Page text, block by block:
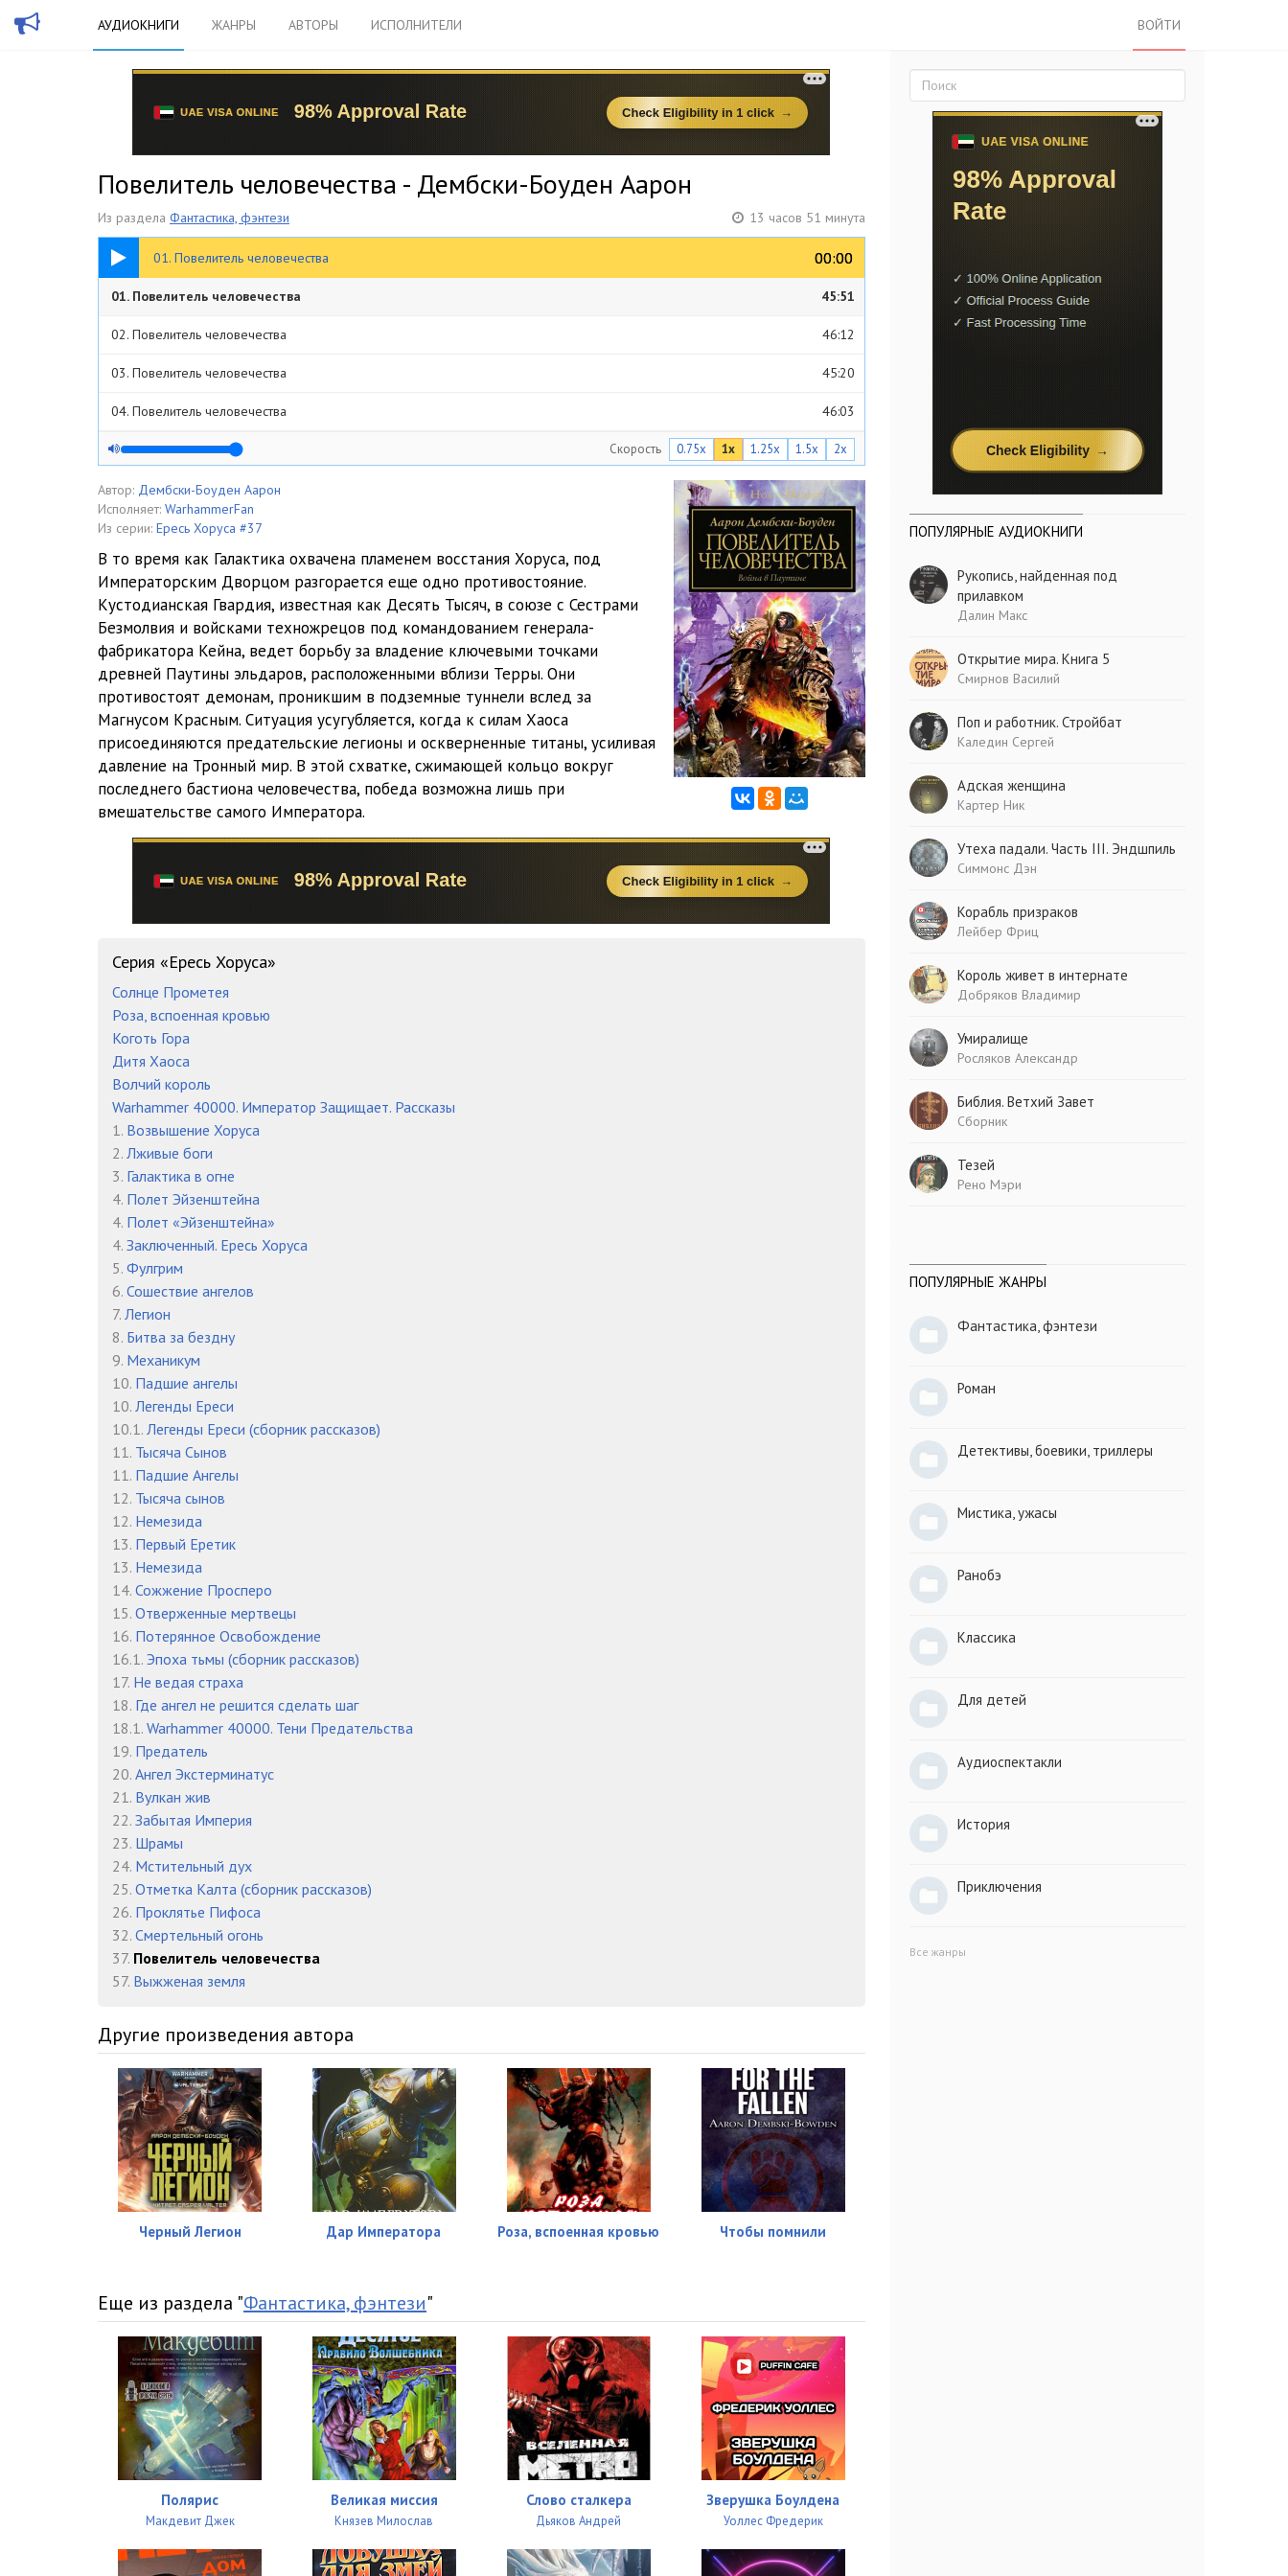
АУДИОКНИГИ ЖАНРЫ АВТОРЫ ИСПОЛНИТЕЛИ ВОЙТИ
Повелитель человечества - Дембски-Боуден Аарон
Из раздела Фантастика, фэнтези 13 часов 51 минута
01. Повелитель человечества 00:00
00:00
45:51
01. Повелитель человечества 45:51
02. Повелитель человечества 46:12
03. Повелитель человечества 45:20
04. Повелитель человечества 46:03
05. Повелитель человечества 44:40
06. Повелитель человечества 45:49
07. Повелитель человечества 44:55
08. Повелитель человечества 46:04
09. Повелитель человечества 45:42
10. Повелитель человечества 47:15
11. Повелитель человечества 47:40
12. Повелитель человечества 19:18
13. Повелитель человечества 44:38
14. Повелитель человечества
16. Повелитель человечества
19. Повелитель человечества
Скорость 0.75x 1x 1.25x 1.5x 2x
Автор: Дембски-Боуден Аарон
Исполняет: WarhammerFan
Из серии: Ересь Хоруса #37
В то время как Галактика охвачена пламенем восстания Хоруса, под
Императорским Дворцом разгорается еще одно противостояние.
Кустодианская Гвардия, известная как Десять Тысяч, в союзе с Сестрами
Безмолвия и войсками техножрецов под командованием генерала-
фабрикатора Кейна, ведет борьбу за владение ключевыми точками
древней Паутины эльдаров, расположенными вблизи Терры. Они
противостоят демонам, проникшим в подземные туннели вслед за
Магнусом Красным. Ситуация усугубляется, когда к силам Хаоса
присоединяются предательские легионы и оскверненные титаны, усиливая
давление на Тронный мир. В этой схватке, сжимающей кольцо вокруг
последнего бастиона человечества, победа возможна лишь при
вмешательстве самого Императора.
Серия «Ересь Хоруса»
Солнце Прометея
Роза, вспоенная кровью
Коготь Гора
Дитя Хаоса
Волчий король
Warhammer 40000. Император Защищает. Рассказы
1. Возвышение Хоруса
2. Лживые боги
3. Галактика в огне
4. Полет Эйзенштейна
4. Полет «Эйзенштейна»
4. Заключенный. Ересь Хоруса
5. Фулгрим
6. Сошествие ангелов
7. Легион
8. Битва за бездну
9. Механикум
10. Падшие ангелы
10. Легенды Ереси
10.1. Легенды Ереси (сборник рассказов)
11. Тысяча Сынов
11. Падшие Ангелы
12. Тысяча сынов
12. Немезида
13. Первый Еретик
13. Немезида
14. Сожжение Просперо
15. Отверженные мертвецы
16. Потерянное Освобождение
16.1. Эпоха тьмы (сборник рассказов)
17. Не ведая страха
18. Где ангел не решится сделать шаг
18.1. Warhammer 40000. Тени Предательства
19. Предатель
20. Ангел Экстерминатус
21. Вулкан жив
22. Забытая Империя
23. Шрамы
24. Мстительный дух
25. Отметка Калта (cборник рассказов)
26. Проклятье Пифоса
32. Смертельный огонь
37. Повелитель человечества
57. Выжженая земля
Другие произведения автора
Черный Легион Дар Императора Роза, вспоенная кровью Чтобы помнили
Еще из раздела "Фантастика, фэнтези"
Полярис
Макдевит Джек
Великая миссия
Князев Милослав
Слово сталкера
Дьяков Андрей
Зверушка Боулдена
Уоллес Фредерик
ПОПУЛЯРНЫЕ АУДИОКНИГИ
Рукопись, найденная под
прилавком
Далин Макс
Открытие мира. Книга 5
Смирнов Василий
Поп и работник. Стройбат
Каледин Сергей
Адская женщина
Картер Ник
Утеха падали. Часть III. Эндшпиль
Симмонс Дэн
Корабль призраков
Лейбер Фриц
Король живет в интернате
Добряков Владимир
Умиралище
Росляков Александр
Библия. Ветхий Завет
Сборник
Тезей
Рено Мэри
ПОПУЛЯРНЫЕ ЖАНРЫ
Фантастика, фэнтези
Роман
Детективы, боевики, триллеры
Мистика, ужасы
Ранобэ
Классика
Для детей
Аудиоспектакли
История
Приключения
Все жанры